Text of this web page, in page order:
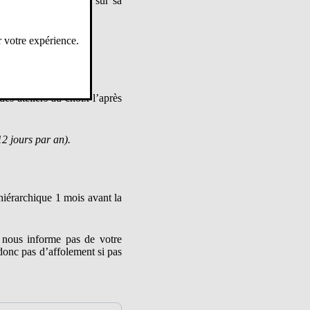
ateliers au choix l’après
jours par an).
1 mois avant la
informe pas de votre
pas d’affolement si pas
votre expérience.